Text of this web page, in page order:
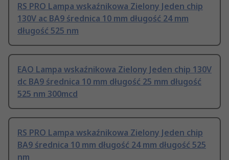
RS PRO Lampa wskaźnikowa Zielony Jeden chip
130V ac BA9 średnica 10 mm długość 24 mm
długość 525 nm
EAO Lampa wskaźnikowa Zielony Jeden chip 130V
dc BA9 średnica 10 mm długość 25 mm długość
525 nm 300mcd
RS PRO Lampa wskaźnikowa Zielony Jeden chip
BA9 średnica 10 mm długość 24 mm długość 525
nm